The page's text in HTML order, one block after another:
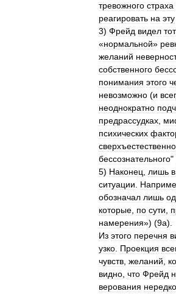
тревожного страха
реагировать на эту
3) Фрейд видел тот
«нормальной»
желаний
собственного
понимания этого
невозможно (и
неоднократно
предрассудках
психических
бессознательного"
5) Наконец лишь в
ситуации
обозначал лишь
которые по сути
намерения») (9а).
Из этого перечня
узко Проекция
чувств желаний
видно что Фрейд
верования нередко